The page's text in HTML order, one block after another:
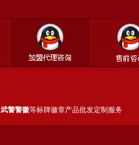
武警警徽等标牌徽章产品批发定制服务